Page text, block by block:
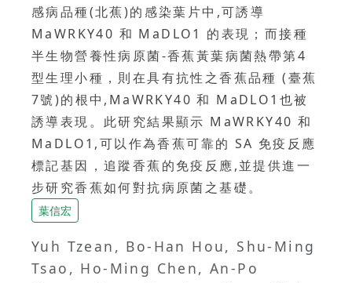
感病品種(北蕉)的感染葉片中,可誘導
MaWRKY40 和 MaDLO1 的表現；而接種
半生物營養性病原菌-香蕉黃葉病菌熱帶第4
型生理小種，則在具有抗性之香蕉品種 (臺蕉
7號)的根中,MaWRKY40 和 MaDLO1也被
誘導表現。此研究結果顯示 MaWRKY40 和
MaDLO1,可以作為香蕉可靠的 SA 免疫反應
標記基因，追蹤香蕉的免疫反應,並提供進一
步研究香蕉如何對抗病原菌之基礎。
葉信宏
Yuh Tzean, Bo-Han Hou, Shu-Ming
Tsao, Ho-Ming Chen, An-Po